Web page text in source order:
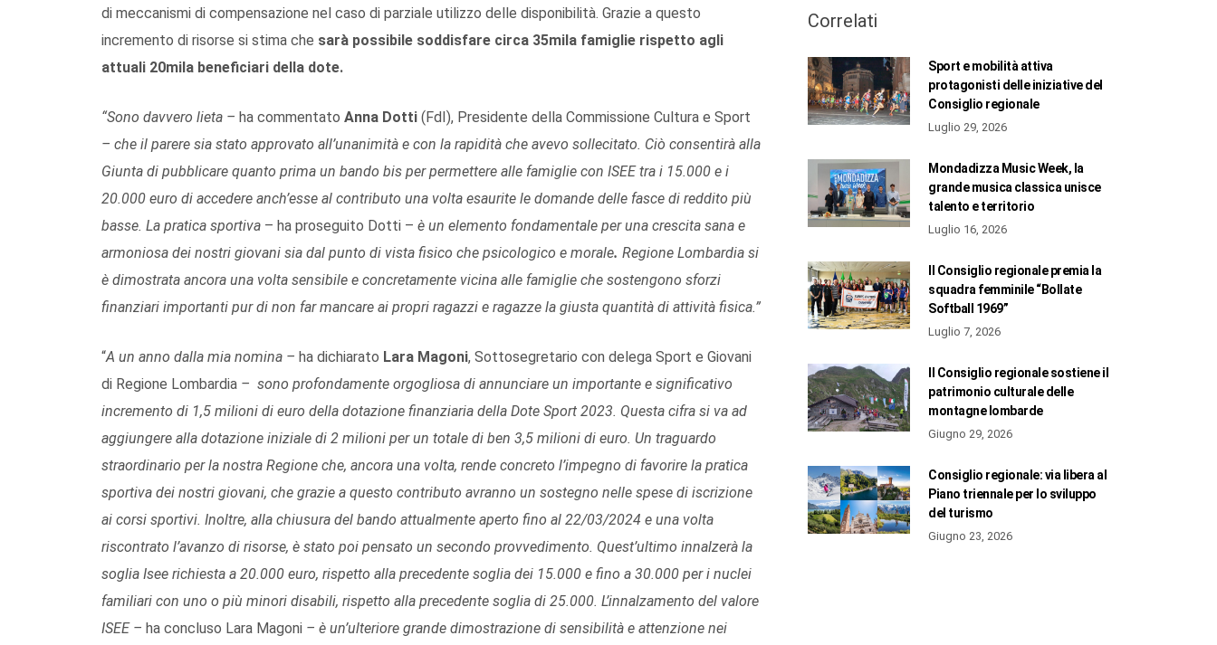
di meccanismi di compensazione nel caso di parziale utilizzo delle disponibilità. Grazie a questo
incremento di risorse si stima che sarà possibile soddisfare circa 35mila famiglie rispetto agli
attuali 20mila beneficiari della dote.
“Sono davvero lieta – ha commentato Anna Dotti (FdI), Presidente della Commissione Cultura e Sport
– che il parere sia stato approvato all’unanimità e con la rapidità che avevo sollecitato. Ciò consentirà alla
Giunta di pubblicare quanto prima un bando bis per permettere alle famiglie con ISEE tra i 15.000 e i
20.000 euro di accedere anch’esse al contributo una volta esaurite le domande delle fasce di reddito più
basse. La pratica sportiva – ha proseguito Dotti – è un elemento fondamentale per una crescita sana e
armoniosa dei nostri giovani sia dal punto di vista fisico che psicologico e morale. Regione Lombardia si
è dimostrata ancora una volta sensibile e concretamente vicina alle famiglie che sostengono sforzi
finanziari importanti pur di non far mancare ai propri ragazzi e ragazze la giusta quantità di attività fisica.”
“A un anno dalla mia nomina – ha dichiarato Lara Magoni, Sottosegretario con delega Sport e Giovani
di Regione Lombardia – sono profondamente orgogliosa di annunciare un importante e significativo
incremento di 1,5 milioni di euro della dotazione finanziaria della Dote Sport 2023. Questa cifra si va ad
aggiungere alla dotazione iniziale di 2 milioni per un totale di ben 3,5 milioni di euro. Un traguardo
straordinario per la nostra Regione che, ancora una volta, rende concreto l’impegno di favorire la pratica
sportiva dei nostri giovani, che grazie a questo contributo avranno un sostegno nelle spese di iscrizione
ai corsi sportivi. Inoltre, alla chiusura del bando attualmente aperto fino al 22/03/2024 e una volta
riscontrato l’avanzo di risorse, è stato poi pensato un secondo provvedimento. Quest’ultimo innalzerà la
soglia Isee richiesta a 20.000 euro, rispetto alla precedente soglia dei 15.000 e fino a 30.000 per i nuclei
familiari con uno o più minori disabili, rispetto alla precedente soglia di 25.000. L’innalzamento del valore
ISEE – ha concluso Lara Magoni – è un’ulteriore grande dimostrazione di sensibilità e attenzione nei
Correlati
Sport e mobilità attiva
protagonisti delle iniziative del
Consiglio regionale
Luglio 29, 2026
Mondadizza Music Week, la
grande musica classica unisce
talento e territorio
Luglio 16, 2026
Il Consiglio regionale premia la
squadra femminile “Bollate
Softball 1969”
Luglio 7, 2026
Il Consiglio regionale sostiene il
patrimonio culturale delle
montagne lombarde
Giugno 29, 2026
Consiglio regionale: via libera al
Piano triennale per lo sviluppo
del turismo
Giugno 23, 2026